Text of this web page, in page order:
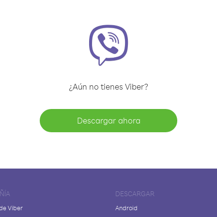
¿Aún no tienes Viber?
Descargar ahora
Viber
DESCARGAR
Android